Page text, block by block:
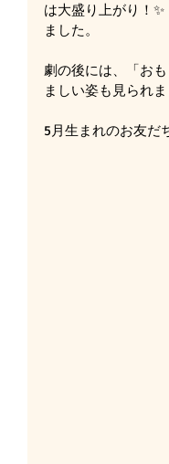
は大盛り上がり！
ました。
劇の後には、「お
ましい姿も見られ
5月生まれのお友だ